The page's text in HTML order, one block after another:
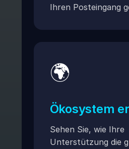
Ihren Posteingang
🌍
Ökosystem
Sehen Sie, wie Ihre
Unterstützung die